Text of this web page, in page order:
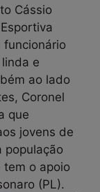
Cássio
funcionário
e
ao lado
Coronel
que
jovens de
população
tem o apoio
(PL).